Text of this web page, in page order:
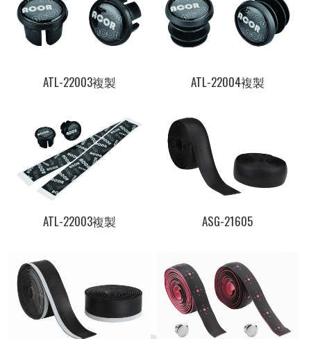
ATL-22003複製 ATL-22004複製
ATL-22003複製 ASG-21605